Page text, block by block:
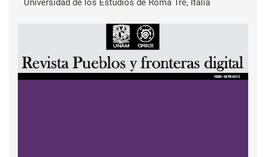
Universidad de los Estudios de Roma Tre, Italia
Barra lateral del artículo